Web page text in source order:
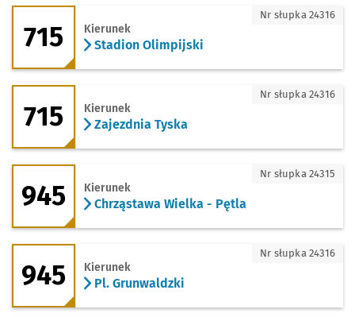
715 - kierunek Stadion Olimpijski
715 Kierunek
Stadion Olimpijski
Nr słupka 24316
715 - kierunek Zajezdnia Tyska
715 Kierunek
Zajezdnia Tyska
Nr słupka 24316
945 - kierunek Chrząstawa Wielka -
945 Kierunek
Chrząstawa Wielka - Pętla
Nr słupka 24315
945 - kierunek Pl. Grunwaldzki
945 Kierunek
Pl. Grunwaldzki
Nr słupka 24316